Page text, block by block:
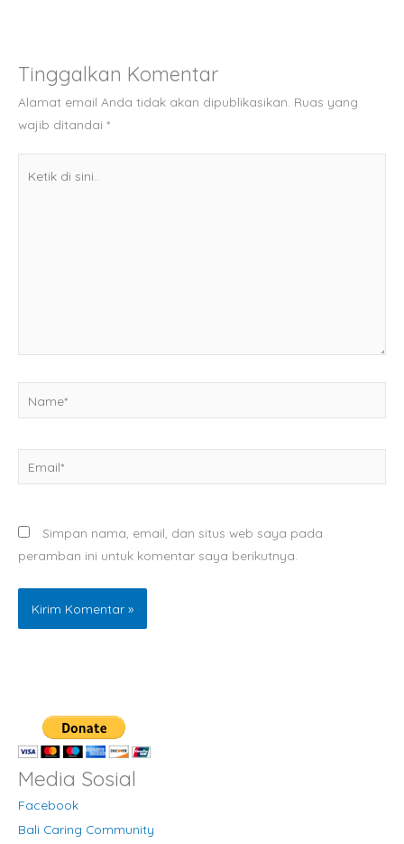
Tinggalkan Komentar
Alamat email Anda tidak akan dipublikasikan. Ruas yang
wajib ditandai *
Simpan nama, email, dan situs web saya pada
peramban ini untuk komentar saya berikutnya.
Media Sosial
Facebook
Bali Caring Community